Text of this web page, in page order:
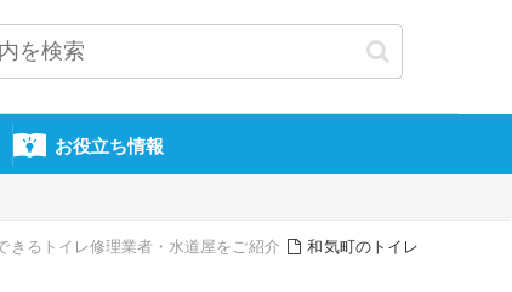
お役立ち情報
きるトイレ修理業者・水道屋をご紹介
和気町のトイレ